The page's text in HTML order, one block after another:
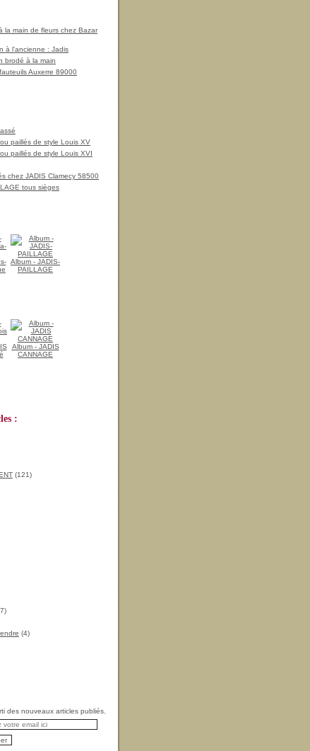
la main de fleurs chez Bazar
à l'ancienne : Jadis
brodé à la main
Auxerre 89000
paillés de style Louis XV
paillés de style Louis XVI
chez JADIS Clamecy 58500
tous sièges
Album - JADIS-
PAILLAGE
Album - JADIS
CANNAGE
:
(121)
(4)
des nouveaux articles publiés.